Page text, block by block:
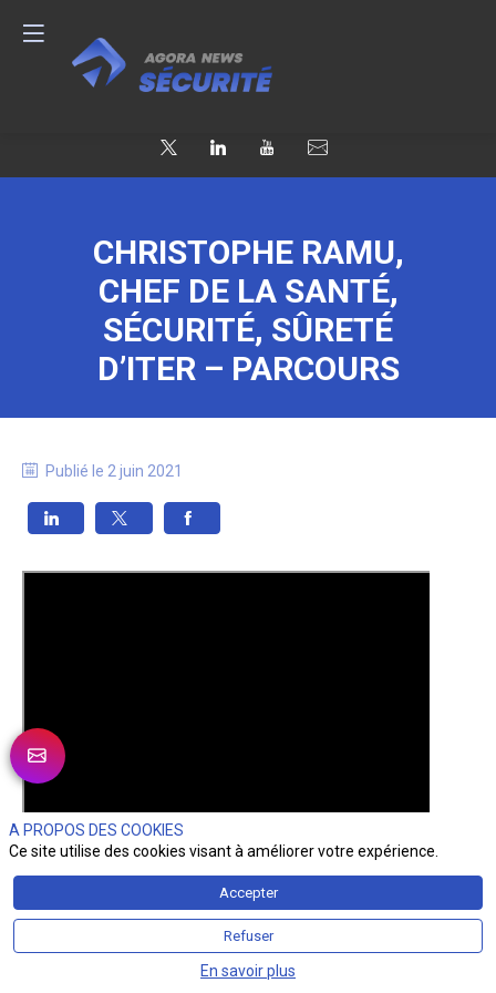
CHRISTOPHE RAMU,
CHEF DE LA SANTÉ,
SÉCURITÉ, SÛRETÉ
D’ITER – PARCOURS
Publié le 2 juin 2021
A PROPOS DES COOKIES
Ce site utilise des cookies visant à améliorer votre expérience.
Accepter
Refuser
En savoir plus